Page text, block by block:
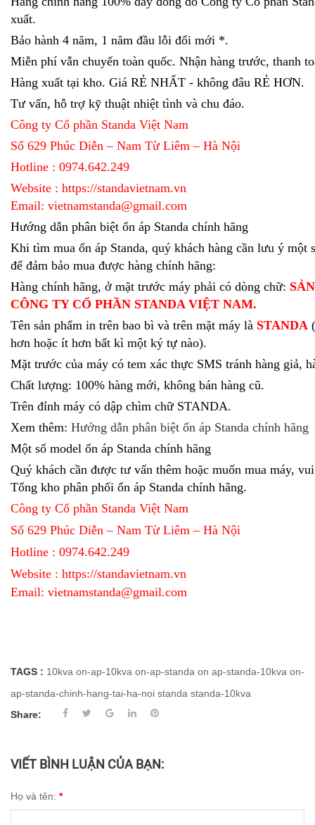
xuất.
Bảo hành 4 năm, 1 năm đầu lỗi đổi mới *.
Miễn phí vẫn chuyển toàn quốc. Nhận hàng trước, thanh
Hàng xuất tại kho. Giá RẺ NHẤT - không đâu RẺ HƠN.
Tư vấn, hỗ trợ kỹ thuật nhiệt tình và chu đáo.
Công ty Cổ phần Standa Việt Nam
Số 629 Phúc Diễn – Nam Từ Liêm – Hà Nội
Hotline : 0974.642.249
Website : https://standavietnam.vn
Email: vietnamstanda@gmail.com
Hướng dẫn phân biệt ổn áp Standa chính hãng
Khi tìm mua ổn áp Standa, quý khách hàng cần lưu ý một
để đảm bảo mua được hàng chính hãng:
Hàng chính hãng, ở mặt trước máy phải có dòng chữ:
CÔNG TY CỔ PHẦN STANDA VIỆT NAM.
Tên sản phẩm in trên bao bì và trên mặt máy là STANDA
hơn hoặc ít hơn bất kì một ký tự nào).
Mặt trước của máy có tem xác thực SMS tránh hàng giả,
Chất lượng: 100% hàng mới, không bán hàng cũ.
Trên đỉnh máy có dập chìm chữ STANDA.
Xem thêm: Hướng dẫn phân biệt ổn áp Standa chính hãng
Một số model ổn áp Standa chính hãng
Quý khách cần được tư vấn thêm hoặc muốn mua máy,
Tổng kho phân phối ổn áp Standa chính hãng.
Công ty Cổ phần Standa Việt Nam
Số 629 Phúc Diễn – Nam Từ Liêm – Hà Nội
Hotline : 0974.642.249
Website : https://standavietnam.vn
Email: vietnamstanda@gmail.com
TAGS : 10kva on-ap-10kva on-ap-standa on ap-standa-10kva on-
ap-standa-chinh-hang-tai-ha-noi standa standa-10kva
Share:
VIẾT BÌNH LUẬN CỦA BẠN:
Họ và tên: *